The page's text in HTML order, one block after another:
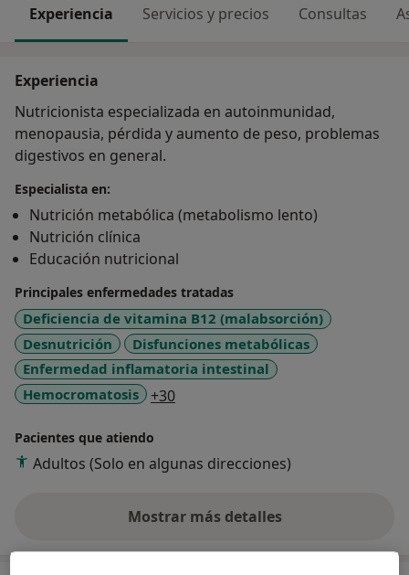
Experiencia Servicios y precios Consultas
Experiencia
Nutricionista especializada en autoinmunidad,
menopausia, pérdida y aumento de peso, problemas
digestivos en general.
Especialista en:
Nutrición metabólica (metabolismo lento)
Nutrición clínica
Educación nutricional
Principales enfermedades tratadas
Deficiencia de vitamina B12 (malabsorción)
Desnutrición
Disfunciones metabólicas
Enfermedad inflamatoria intestinal
Hemocromatosis
+30a11y_sr_more_diseases
Pacientes que atiendo
Adultos (Solo en algunas direcciones)
Mostrar más detalles
sobre la experiencia